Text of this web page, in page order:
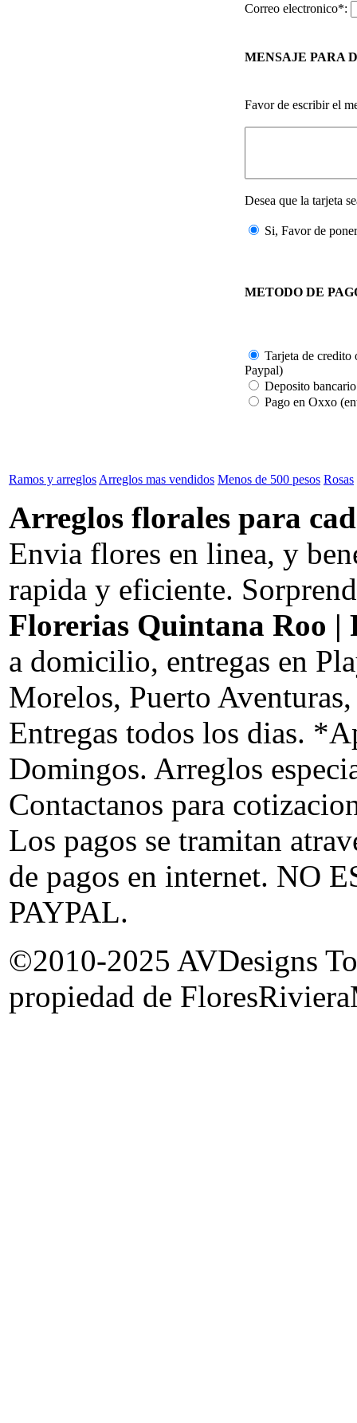
Correo electronico*:
MENSAJE PARA
Favor de escribir el
Desea que la tarjeta
Si, Favor de
METODO DE
Tarjeta de credito
Paypal)
Deposito
Pago en Oxxo
Ramos y arreglos Arreglos mas vendidos Menos de 500 pesos Rosas
Arreglos florales para
Envia flores en linea, y
rapida y eficiente.
Florerias Quintana Roo |
a domicilio, entregas en
Morelos, Puerto
Entregas todos los dias.
Domingos. Arreglos
Contactanos para
Los pagos se tramitan
de pagos en internet. NO
PAYPAL.
©2010-2025 AVDesigns
propiedad de